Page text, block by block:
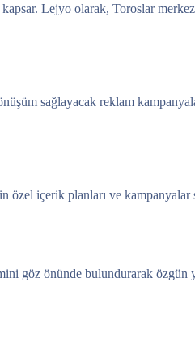
Lejyo olarak, Toroslar
sağlayacak reklam
içerik planları ve kampanyalar
göz önünde bulundurarak